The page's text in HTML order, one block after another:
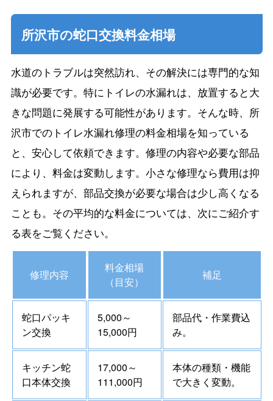
所沢市の蛇口交換料金相場
水道のトラブルは突然訪れ、その解決には専門的な知
識が必要です。特にトイレの水漏れは、放置すると大
きな問題に発展する可能性があります。そんな時、所
沢市でのトイレ水漏れ修理の料金相場を知っている
と、安心して依頼できます。修理の内容や必要な部品
により、料金は変動します。小さな修理なら費用は抑
えられますが、部品交換が必要な場合は少し高くなる
ことも。その平均的な料金については、次にご紹介す
る表をご覧ください。
修理内容
料金相場
（目安）
補足
蛇口パッキ
ン交換
5,000～
15,000円
部品代・作業費込
み。
キッチン蛇
口本体交換
17,000～
111,000円
本体の種類・機能
で大きく変動。